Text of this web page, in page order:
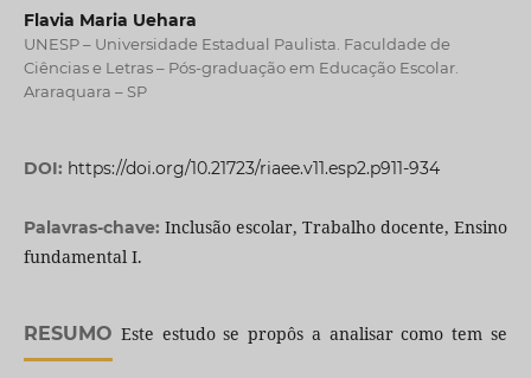
Flavia Maria Uehara
UNESP – Universidade Estadual Paulista. Faculdade de
Ciências e Letras – Pós-graduação em Educação Escolar.
Araraquara – SP
DOI: https://doi.org/10.21723/riaee.v11.esp2.p911-934
Palavras-chave: Inclusão escolar, Trabalho docente, Ensino
fundamental I.
RESUMO Este estudo se propôs a analisar como tem se